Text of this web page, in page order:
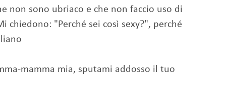
non sono ubriaco e che non faccio uso di
chiedono: "Perché sei così sexy?", perché
mamma mia, sputami addosso il tuo